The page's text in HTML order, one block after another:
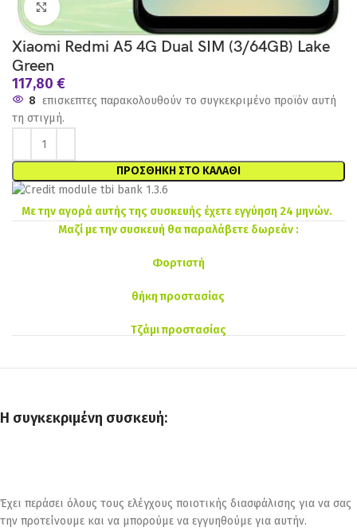
Click to enlarge
Xiaomi Redmi A5 4G Dual SIM (3/64GB) Lake
Green
117,80 €
8 επισκεπτες παρακολουθούν το συγκεκριμένο προϊόν αυτή
τη στιγμή.
ΠΡΟΣΘΉΚΗ ΣΤΟ ΚΑΛΆΘΙ
Με την αγορά αυτής της συσκευής έχετε εγγύηση 24 μηνών.
Μαζί με την συσκευή θα παραλάβετε δωρεάν :
Φορτιστή
θήκη προστασίας
Τζάμι προστασίας
Η συγκεκριμένη συσκευή:
Έχει περάσει όλους τους ελέγχους ποιοτικής διασφάλισης για να σας
την προτείνουμε και να μπορούμε να εγγυηθούμε για αυτήν.